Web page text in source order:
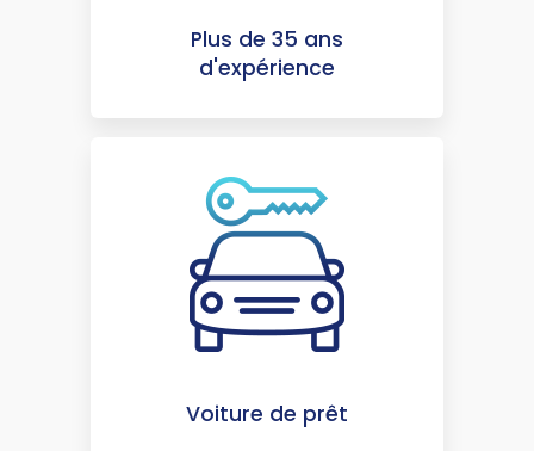
Plus de 35 ans
d'expérience
Voiture de prêt